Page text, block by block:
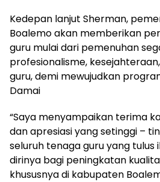
Kedepan lanjut Sherman,
Boalemo akan memberikan
guru mulai dari pemenuhan
profesionalisme,
guru, demi mewujudkan
Damai
“Saya menyampaikan terima
dan apresiasi yang setinggi –
seluruh tenaga guru yang tulus
dirinya bagi peningkatan
khususnya di kabupaten